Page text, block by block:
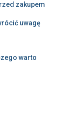
zakupem
uwagę
warto